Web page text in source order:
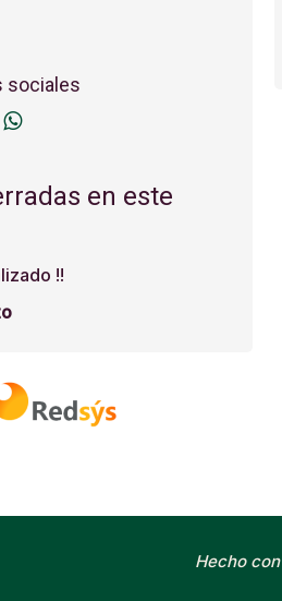
sociales
en este
!!
Hecho